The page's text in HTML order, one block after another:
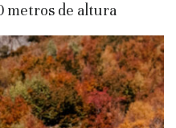
metros de altura